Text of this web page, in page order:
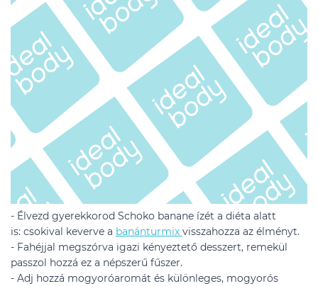
- Élvezd gyerekkorod Schoko banane ízét a diéta alatt
is: csokival keverve a banánturmix visszahozza az élményt.
- Fahéjjal megszórva igazi kényeztető desszert, remekül
passzol hozzá ez a népszerű fűszer.
- Adj hozzá mogyoróaromát és különleges, mogyorós